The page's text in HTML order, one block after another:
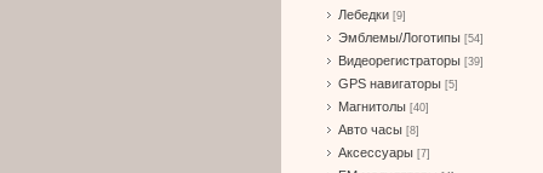
Лебедки [9]
Эмблемы/Логотипы [54]
Видеорегистраторы [39]
GPS навигаторы [5]
Магнитолы [40]
Авто часы [8]
Аксессуары [7]